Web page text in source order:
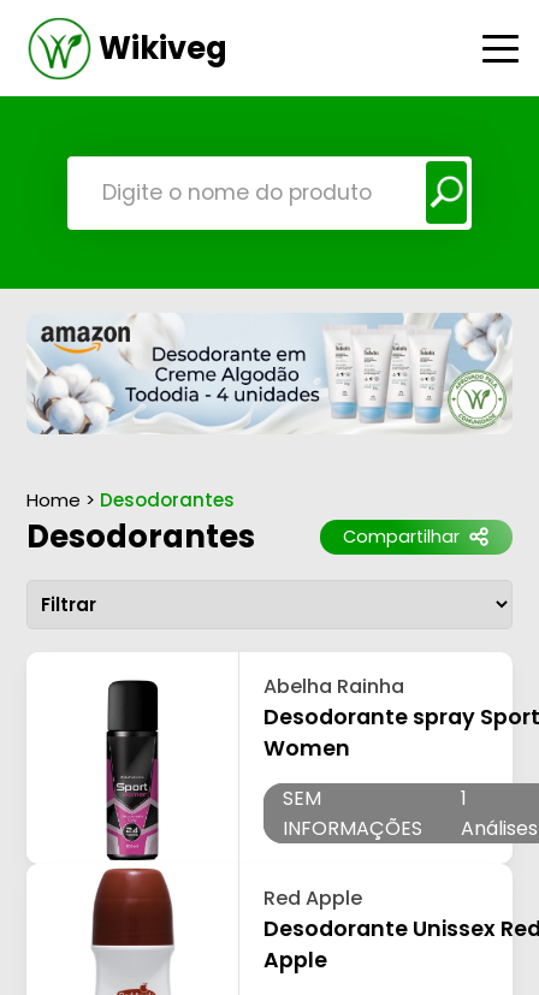
Wikiveg
Home > Desodorantes
Desodorantes Compartilhar
Abelha Rainha
Desodorante spray Sport
Women
SEM
INFORMAÇÕES
1
Análises
Red Apple
Desodorante Unissex
Apple